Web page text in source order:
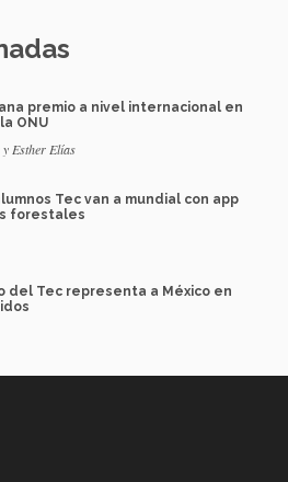
premio a nivel internacional en
ONU
Esther Elías
Tec van a mundial con app
forestales
del Tec representa a México en